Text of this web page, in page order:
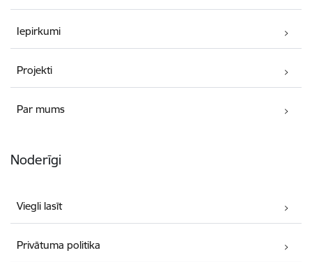
Iepirkumi
Projekti
Par mums
Noderīgi
Viegli lasīt
Privātuma politika